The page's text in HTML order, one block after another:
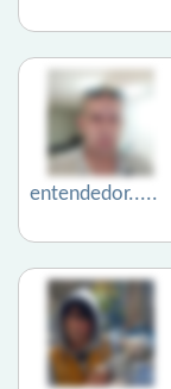
entendedor.....